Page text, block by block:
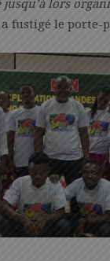
jusqu’à lors
fustigé le porte-